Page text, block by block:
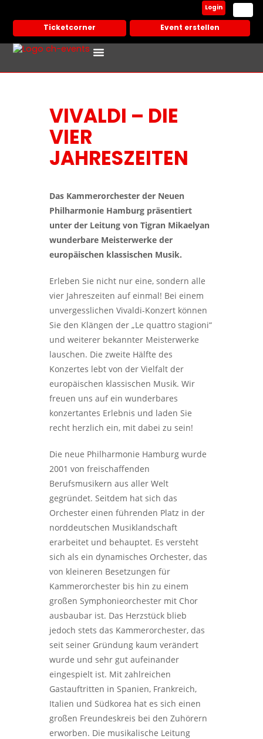
Ticketcorner Event erstellen
Login
VIVALDI – DIE
VIER
JAHRESZEITEN
Das Kammerorchester der Neuen
Philharmonie Hamburg präsentiert
unter der Leitung von Tigran Mikaelyan
wunderbare Meisterwerke der
europäischen klassischen Musik.
Erleben Sie nicht nur eine, sondern alle
vier Jahreszeiten auf einmal! Bei einem
unvergesslichen Vivaldi-Konzert können
Sie den Klängen der „Le quattro stagioni“
und weiterer bekannter Meisterwerke
lauschen. Die zweite Hälfte des
Konzertes lebt von der Vielfalt der
europäischen klassischen Musik. Wir
freuen uns auf ein wunderbares
konzertantes Erlebnis und laden Sie
recht herzlich ein, mit dabei zu sein!
Die neue Philharmonie Hamburg wurde
2001 von freischaffenden
Berufsmusikern aus aller Welt
gegründet. Seitdem hat sich das
Orchester einen führenden Platz in der
norddeutschen Musiklandschaft
erarbeitet und behauptet. Es versteht
sich als ein dynamisches Orchester, das
von kleineren Besetzungen für
Kammerorchester bis hin zu einem
großen Symphonieorchester mit Chor
ausbaubar ist. Das Herzstück blieb
jedoch stets das Kammerorchester, das
seit seiner Gründung kaum verändert
wurde und sehr gut aufeinander
eingespielt ist. Mit zahlreichen
Gastauftritten in Spanien, Frankreich,
Italien und Südkorea hat es sich einen
großen Freundeskreis bei den Zuhörern
erworben. Die musikalische Leitung